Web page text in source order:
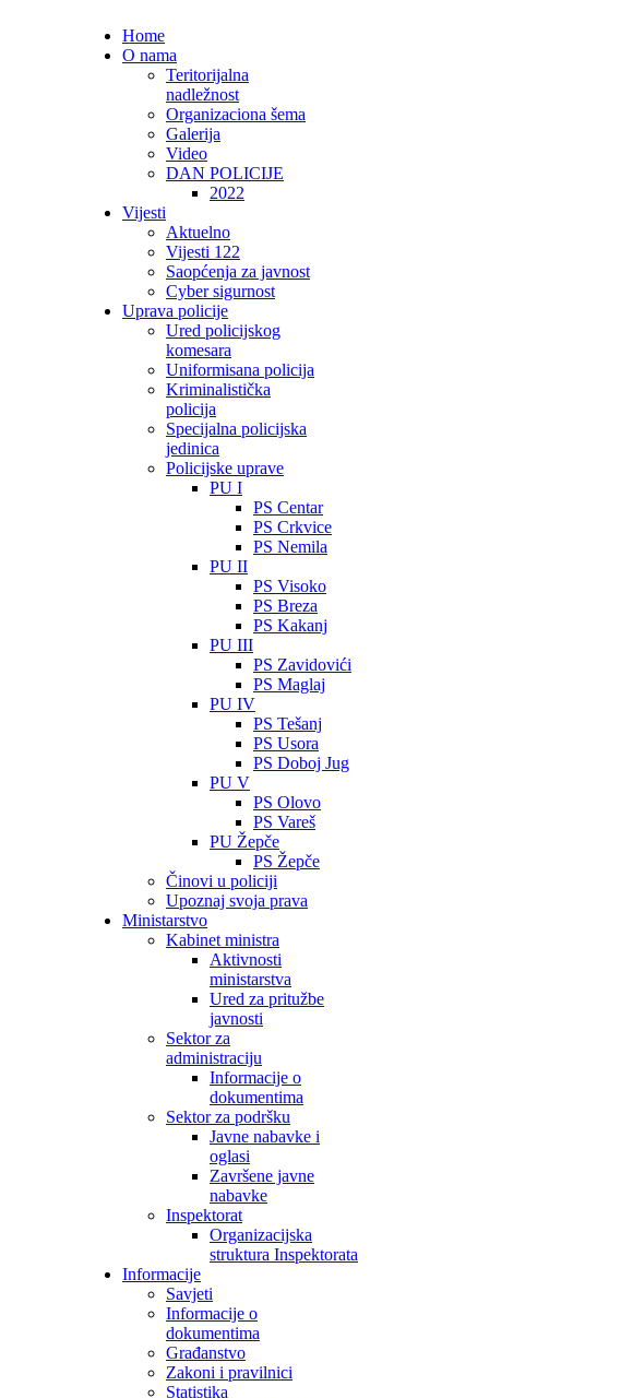
Home
O nama
Teritorijalna
nadležnost
Organizaciona šema
Galerija
Video
DAN POLICIJE
2022
Vijesti
Aktuelno
Vijesti 122
Saopćenja za javnost
Cyber sigurnost
Uprava policije
Ured policijskog
komesara
Uniformisana policija
Kriminalistička
policija
Specijalna policijska
jedinica
Policijske uprave
PU I
PS Centar
PS Crkvice
PS Nemila
PU II
PS Visoko
PS Breza
PS Kakanj
PU III
PS Zavidovići
PS Maglaj
PU IV
PS Tešanj
PS Usora
PS Doboj Jug
PU V
PS Olovo
PS Vareš
PU Žepče
PS Žepče
Činovi u policiji
Upoznaj svoja prava
Ministarstvo
Kabinet ministra
Aktivnosti
ministarstva
Ured za pritužbe
javnosti
Sektor za
administraciju
Informacije o
dokumentima
Sektor za podršku
Javne nabavke i
oglasi
Završene javne
nabavke
Inspektorat
Organizacijska
struktura Inspektorata
Informacije
Savjeti
Informacije o
dokumentima
Građanstvo
Zakoni i pravilnici
Statistika